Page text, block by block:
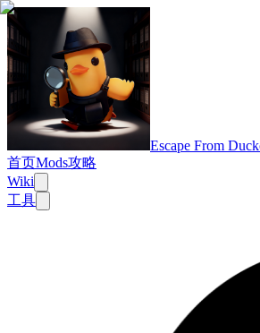
Escape From
首页Mods攻略
Wiki
工具